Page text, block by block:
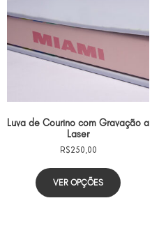
Luva de Courino com Gravação a
Laser
R$250,00
VER OPÇÕES